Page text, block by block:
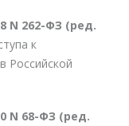
N 262-ФЗ (ред.
к
Российской
N 68-ФЗ (ред.